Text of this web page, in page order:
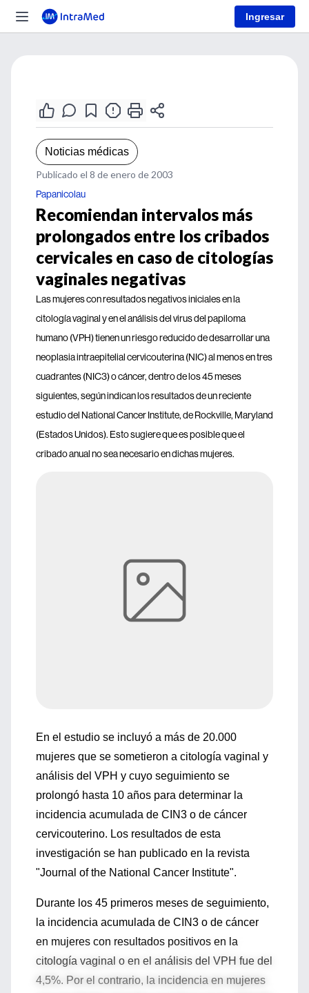
Ingresar
Noticias médicas
Publicado el 8 de enero de 2003
Papanicolau
Recomiendan intervalos más
prolongados entre los cribados
cervicales en caso de citologías
vaginales negativas
Las mujeres con resultados negativos iniciales en la
citología vaginal y en el análisis del virus del papiloma
humano (VPH) tienen un riesgo reducido de desarrollar una
neoplasia intraepitelial cervicouterina (NIC) al menos en tres
cuadrantes (NIC3) o cáncer, dentro de los 45 meses
siguientes, según indican los resultados de un reciente
estudio del National Cancer Institute, de Rockville, Maryland
(Estados Unidos). Esto sugiere que es posible que el
cribado anual no sea necesario en dichas mujeres.
En el estudio se incluyó a más de 20.000
mujeres que se sometieron a citología vaginal y
análisis del VPH y cuyo seguimiento se
prolongó hasta 10 años para determinar la
incidencia acumulada de CIN3 o de cáncer
cervicouterino. Los resultados de esta
investigación se han publicado en la revista
"Journal of the National Cancer Institute".
Durante los 45 primeros meses de seguimiento,
la incidencia acumulada de CIN3 o de cáncer
en mujeres con resultados positivos en la
citología vaginal o en el análisis del VPH fue del
4,5%. Por el contrario, la incidencia en mujeres